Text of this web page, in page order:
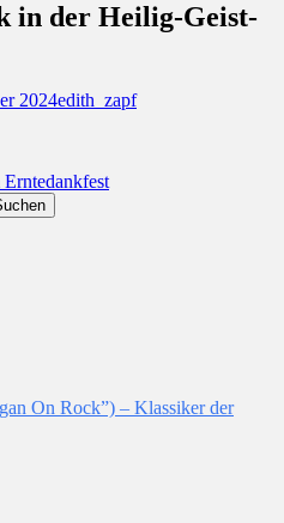
in der Heilig-Geist-
2024Autor
edith_zapf
Erntedankfest
On Rock”) – Klassiker der